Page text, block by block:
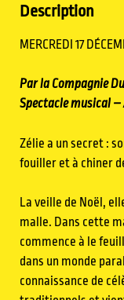
Description
MERCREDI 17
Par la Compagnie
Spectacle musical
Zélie a un secret :
fouiller et à chiner
La veille de Noël,
malle. Dans cette
commence à le
dans un monde
connaissance de